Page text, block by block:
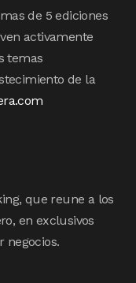
de 5 ediciones
activamente
temas
de la
que reune a los
en exclusivos
negocios.